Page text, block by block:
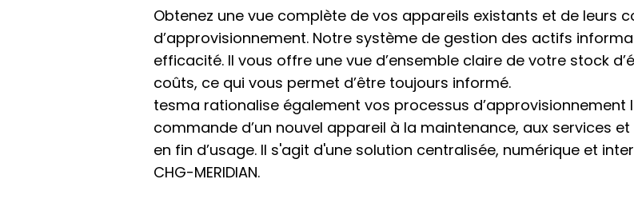
Obtenez une vue complète de vos appareils existants et de leurs
d’approvisionnement. Notre système de gestion des actifs
efficacité. Il vous offre une vue d’ensemble claire de votre stock
coûts, ce qui vous permet d’être toujours informé.
tesma rationalise également vos processus d’approvisionnement
commande d’un nouvel appareil à la maintenance, aux services
en fin d’usage. Il s'agit d'une solution centralisée, numérique et
CHG-MERIDIAN.